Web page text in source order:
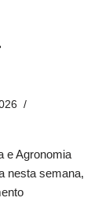
e Agronomia
nesta semana,